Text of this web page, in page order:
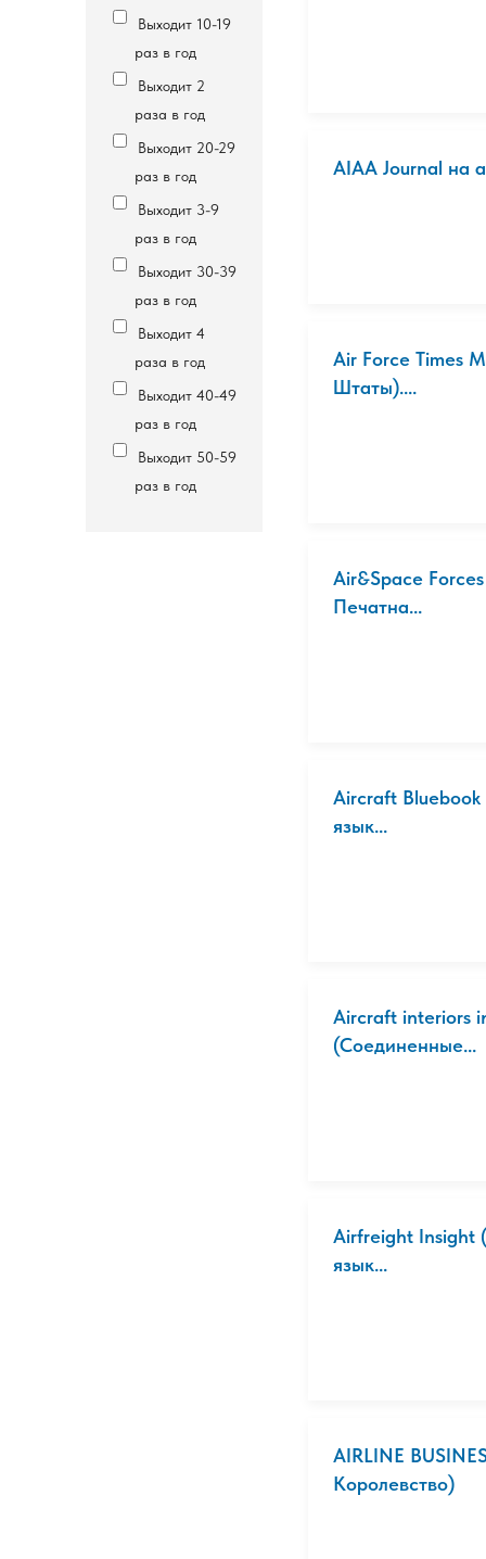
Выходит 10-19
раз в год
Выходит 2
раза в год
Выходит 20-29
раз в год
Выходит 3-9
раз в год
Выходит 30-39
раз в год
Выходит 4
раза в год
Выходит 40-49
раз в год
Выходит 50-59
раз в год
AIAA Journal на
Air Force Times
Штаты)....
Air&Space
Печатна...
Aircraft Bluebook
язык...
Aircraft interiors
(Соединенные...
Airfreight Insight
язык...
AIRLINE
Королевство)